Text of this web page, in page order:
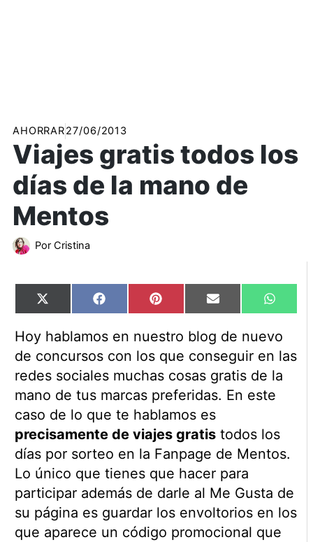
AHORRAR27/06/2013
Viajes gratis todos los
días de la mano de
Mentos
Por Cristina
Compartir
en
X
(Twitter)
Compartir
en
Facebook Compartir
en
Pinterest Compartir
en
Email
en
Hoy hablamos en nuestro blog de nuevo
de concursos con los que conseguir en las
redes sociales muchas cosas gratis de la
mano de tus marcas preferidas. En este
caso de lo que te hablamos es
precisamente de viajes gratistodos los
días por sorteo en la Fanpage de Mentos.
Lo único que tienes que hacer para
participar además de darle al Me Gusta de
su página es guardar los envoltorios en los
que aparece un código promocional que